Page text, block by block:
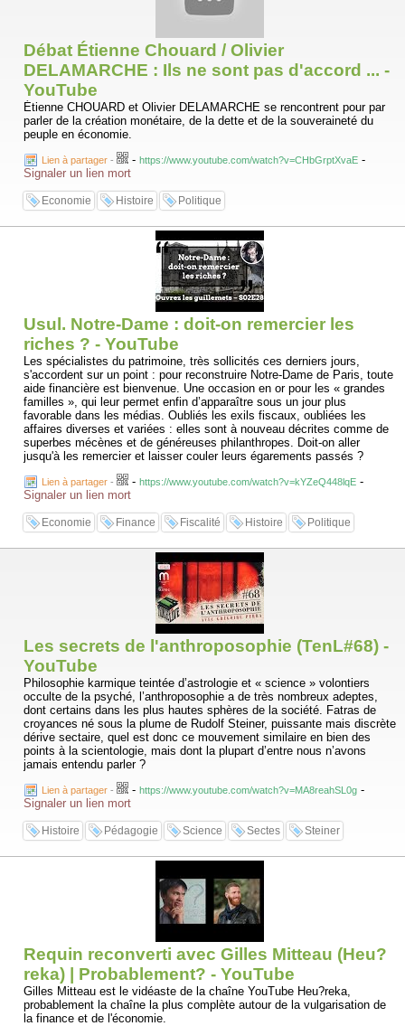
Débat Étienne Chouard / Olivier
DELAMARCHE : Ils ne sont pas d'accord ... -
YouTube
Étienne CHOUARD et Olivier DELAMARCHE se rencontrent pour par
parler de la création monétaire, de la dette et de la souveraineté du
peuple en économie.
Lien à partager - - https://www.youtube.com/watch?v=CHbGrptXvaE -
Signaler un lien mort
Economie Histoire Politique
Usul. Notre-Dame : doit-on remercier les
riches ? - YouTube
Les spécialistes du patrimoine, très sollicités ces derniers jours,
s'accordent sur un point : pour reconstruire Notre-Dame de Paris, toute
aide financière est bienvenue. Une occasion en or pour les « grandes
familles », qui leur permet enfin d’apparaître sous un jour plus
favorable dans les médias. Oubliés les exils fiscaux, oubliées les
affaires diverses et variées : elles sont à nouveau décrites comme de
superbes mécènes et de généreuses philanthropes. Doit-on aller
jusqu'à les remercier et laisser couler leurs égarements passés ?
Lien à partager - - https://www.youtube.com/watch?v=kYZeQ448lqE -
Signaler un lien mort
Economie Finance Fiscalité Histoire Politique
Les secrets de l'anthroposophie (TenL#68) -
YouTube
Philosophie karmique teintée d’astrologie et « science » volontiers
occulte de la psyché, l’anthroposophie a de très nombreux adeptes,
dont certains dans les plus hautes sphères de la société. Fatras de
croyances né sous la plume de Rudolf Steiner, puissante mais discrète
dérive sectaire, quel est donc ce mouvement similaire en bien des
points à la scientologie, mais dont la plupart d’entre nous n’avons
jamais entendu parler ?
Lien à partager - - https://www.youtube.com/watch?v=MA8reahSL0g -
Signaler un lien mort
Histoire Pédagogie Science Sectes Steiner
Requin reconverti avec Gilles Mitteau (Heu?
reka) | Probablement? - YouTube
Gilles Mitteau est le vidéaste de la chaîne YouTube Heu?reka,
probablement la chaîne la plus complète autour de la vulgarisation de
la finance et de l'économie.